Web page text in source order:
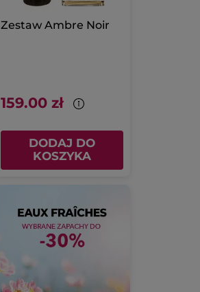
Zestaw Ambre Noir
159.00 zł
DODAJ DO
KOSZYKA